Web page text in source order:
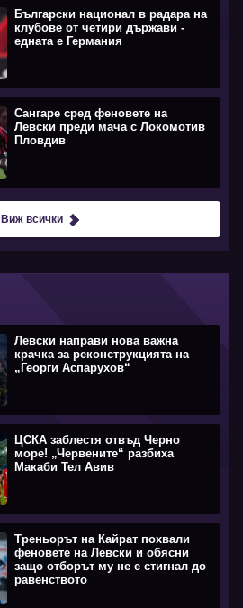
Български национал в радара на
клубове от четири държави -
едната е Германия
Сангаре сред феновете на
Левски преди мача с Локомотив
Пловдив
Виж всички
Левски направи нова важна
крачка за реконструкцията на
„Георги Аспарухов“
ЦСКА заблестя отвъд Черно
море! „Червените“ разбиха
Макаби Тел Авив
Треньорът на Кайрат похвали
феновете на Левски и обясни
защо отборът му не е стигнал до
равенството